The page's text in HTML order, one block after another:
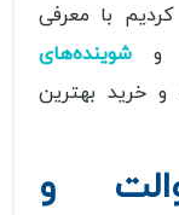
با معرفی
و شوینده‌های
و خرید بهترین
و